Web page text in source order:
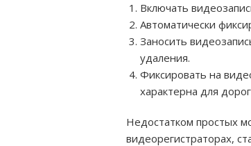
Включать
Автоматически
Заносить
удаления.
Фиксировать на
характерна для
Недостатком простых
видеорегистраторах,